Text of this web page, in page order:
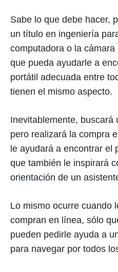
Sabe lo que debe hacer,
un título en ingeniería
computadora o la
que pueda ayudarle a
portátil adecuada entre
tienen el mismo aspecto.
Inevitablemente, buscará
pero realizará la compra
le ayudará a encontrar el
que también le inspirará
orientación de un
Lo mismo ocurre cuando
compran en línea, sólo
pueden pedirle ayuda a
para navegar por todos